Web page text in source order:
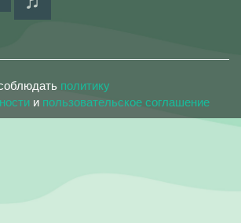
политику
и пользовательское соглашение